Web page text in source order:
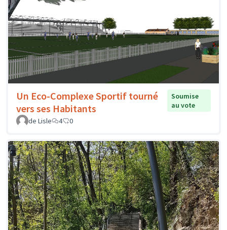
Un Eco-Complexe Sportif tourné
vers ses Habitants
Soumise
au vote
de Lisle
4 0